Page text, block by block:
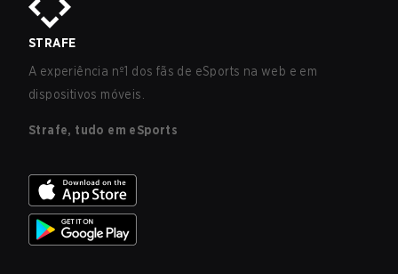
STRAFE
A experiência nº1 dos fãs de eSports na web e em
dispositivos móveis.
Strafe, tudo em eSports